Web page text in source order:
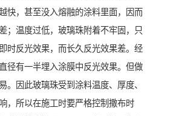
快，甚至没入熔融的涂料里面，因而
；温度过低，玻璃珠附着不牢固，只
时反光效果，而长久反光效果差。经
径有一半埋入涂膜中反光效果。但做
。因此玻璃珠受到涂料温度、厚度、
，所以在施工时要严格控制撒布时